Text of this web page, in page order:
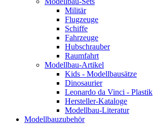
Militär
Flugzeuge
Schiffe
Fahrzeuge
Hubschrauber
Raumfahrt
Modellbau-Artikel
Kids - Modellbausätze
Dinosaurier
Leonardo da Vinci - Plastik
Hersteller-Kataloge
Modellbau-Literatur
Modellbauzubehör